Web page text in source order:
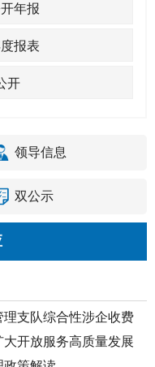
年报
报表
开
领导信息
双公示
支队综合性涉企收费
开放服务高质量发展